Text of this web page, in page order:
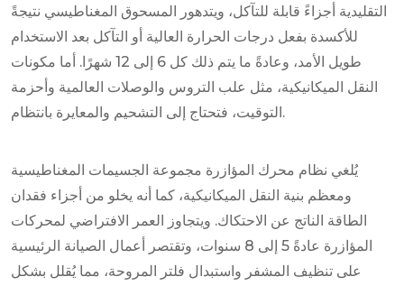
التقليدية أجزاءً قابلة للتآكل، ويتدهور المسحوق المغناطيسي نتيجةً
للأكسدة بفعل درجات الحرارة العالية أو التآكل بعد الاستخدام
طويل الأمد، وعادةً ما يتم ذلك كل 6 إلى 12 شهرًا. أما مكونات
النقل الميكانيكية، مثل علب التروس والوصلات العالمية وأحزمة
التوقيت، فتحتاج إلى التشحيم والمعايرة بانتظام.
يُلغي نظام محرك المؤازرة مجموعة الجسيمات المغناطيسية
ومعظم بنية النقل الميكانيكية، كما أنه يخلو من أجزاء فقدان
الطاقة الناتج عن الاحتكاك. ويتجاوز العمر الافتراضي لمحركات
المؤازرة عادةً 5 إلى 8 سنوات، وتقتصر أعمال الصيانة الرئيسية
على تنظيف المشفر واستبدال فلتر المروحة، مما يُقلل بشكل